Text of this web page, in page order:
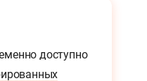
доступно